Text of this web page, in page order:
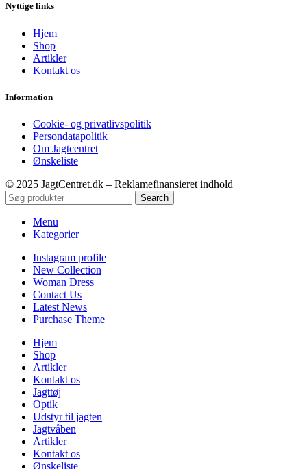
Nyttige links
Hjem
Shop
Artikler
Kontakt os
Information
Cookie- og privatlivspolitik
Persondatapolitik
Om Jagtcentret
Ønskeliste
© 2025 JagtCentret.dk – Reklamefinansieret indhold
Search
Menu
Kategorier
Instagram profile
New Collection
Woman Dress
Contact Us
Latest News
Purchase Theme
Hjem
Shop
Artikler
Kontakt os
Jagttøj
Optik
Udstyr til jagten
Jagtvåben
Artikler
Kontakt os
Ønskeliste